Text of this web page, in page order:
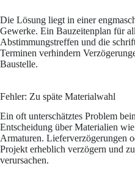
Die Lösung liegt in einer
Gewerke. Ein Bauzeitenplan für
Abstimmungstreffen und die
Terminen verhindern
Baustelle.
Fehler: Zu späte Materialwahl
Ein oft unterschätztes Problem
Entscheidung über Materialien
Armaturen. Lieferverzögerungen
Projekt erheblich verzögern und
verursachen.